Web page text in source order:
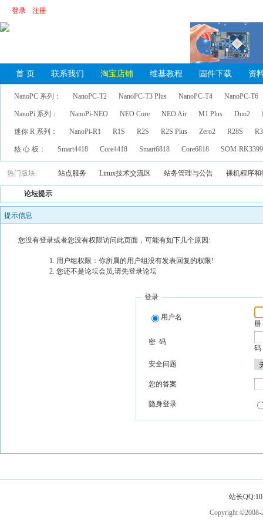
登录 注册
首 页 联系我们 淘宝店铺 维基教程 固件下载 资
NanoPC 系列： NanoPC-T2 NanoPC-T3 Plus NanoPC-T4 NanoPC-T6
NanoPi 系列： NanoPi-NEO NEO Core NEO Air M1 Plus Duo2
迷你 R 系列： NanoPi-R1 R1S R2S R2S Plus Zero2 R28S
核 心 板： Smart4418 Core4418 Smart6818 Core6818 SOM-
热门版块: 站点服务 Linux技术交流区 站务管理与公告 裸机程序和
论坛提示
提示信息
您没有登录或者您没有权限访问此页面，可能有如下几个原因:
用户组权限：你所属的用户组没有发表回复的权限!
您还不是论坛会员,请先登录论坛
登录
用户名
册
密 码
码
安全问题
您的答案
隐身登录
站长
Copyright